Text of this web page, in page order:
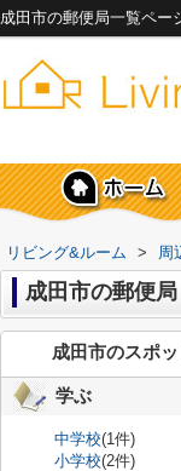
成田市の郵便局一覧ペー
リビング&ルーム > 周
成田市の郵便局
成田市のスポ
学ぶ
中学校(1件)
小学校(2件)